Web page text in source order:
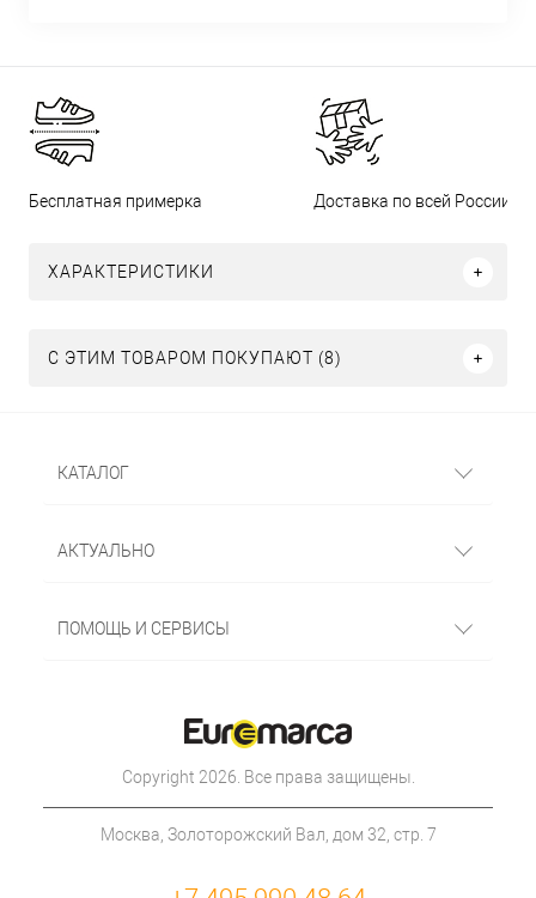
Бесплатная примерка Доставка по всей России
ХАРАКТЕРИСТИКИ
С ЭТИМ ТОВАРОМ ПОКУПАЮТ (8)
КАТАЛОГ
АКТУАЛЬНО
ПОМОЩЬ И СЕРВИСЫ
Copyright 2026. Все права защищены.
Москва, Золоторожский Вал, дом 32, стр. 7